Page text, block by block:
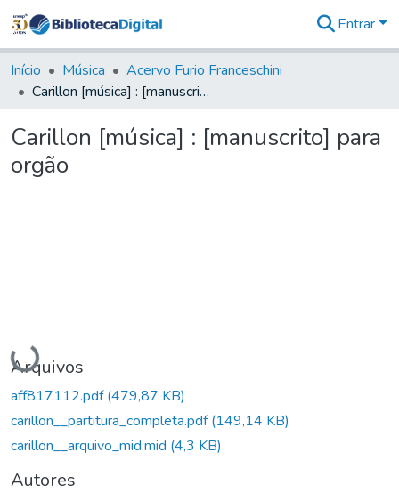
&
Coleções
Tudo na
Digital
Entrar
Início Música
Acervo Furio Franceschini
Carillon [música] : [manuscrito] para orgão
Carillon [música] : [manuscrito] para
orgão
Carregando...
Arquivos
aff817112.pdf(479,87 KB)
carillon__partitura_completa.pdf(149,14 KB)
carillon__arquivo_mid.mid (4,3 KB)
Autores